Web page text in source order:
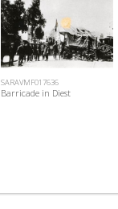
SARAVMF017636
Barricade in Diest